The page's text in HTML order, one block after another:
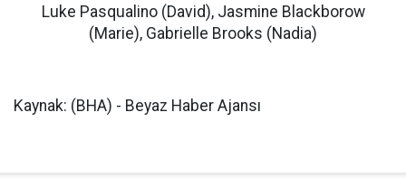
Luke Pasqualino (David), Jasmine Blackborow
(Marie), Gabrielle Brooks (Nadia)
Kaynak: (BHA) - Beyaz Haber Ajansı